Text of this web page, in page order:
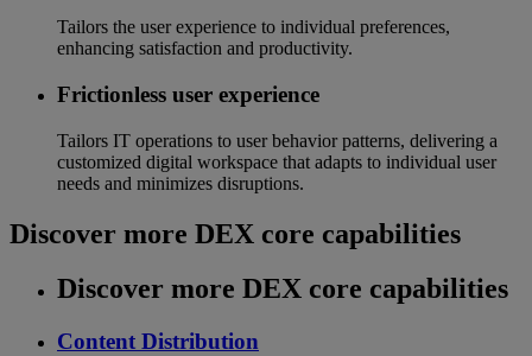
Tailors the user experience to individual preferences,
enhancing satisfaction and productivity.
Frictionless user experience
Tailors IT operations to user behavior patterns, delivering a
customized digital workspace that adapts to individual user
needs and minimizes disruptions.
Discover more DEX core capabilities
Discover more DEX core capabilities
Content Distribution